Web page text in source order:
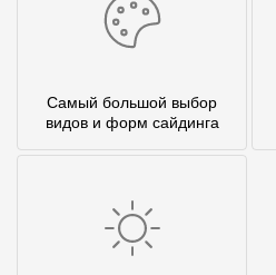
Самый большой выбор
видов и форм сайдинга